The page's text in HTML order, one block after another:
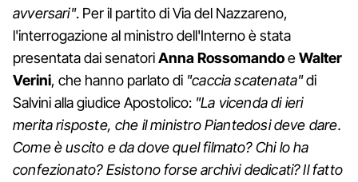
avversari". Per il partito di Via del Nazzareno,
l'interrogazione al ministro dell'Interno è stata
presentata dai senatoriAnna RossomandoeWalter
Verini, che hanno parlato di "caccia scatenata"di
Salvini alla giudice Apostolico: "La vicenda di ieri
merita risposte, che il ministro Piantedosi deve dare.
Come è uscito e da dove quel filmato? Chi lo ha
confezionato? Esistono forse archivi dedicati? Il fatto